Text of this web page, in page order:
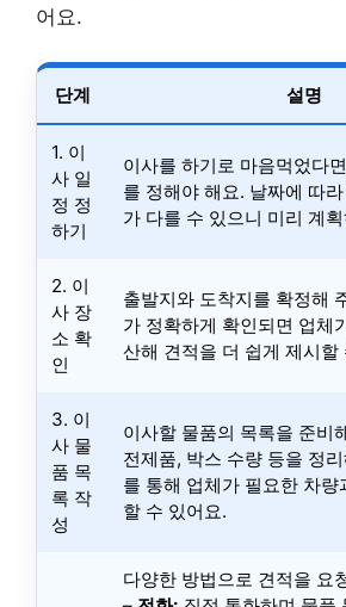
어요.
단계 설명
1. 이
사 일
정 정
하기
이사를 하기로 마음먹었다
를 정해야 해요. 날짜에 따
가 다를 수 있으니 미리 계
2. 이
사 장
소 확
인
출발지와 도착지를 확정해
가 정확하게 확인되면 업체
산해 견적을 더 쉽게 제시할
3. 이
사 물
품 목
록 작
성
이사할 물품의 목록을 준비
전제품, 박스 수량 등을 정
를 통해 업체가 필요한 차
할 수 있어요.
다양한 방법으로 견적을 요